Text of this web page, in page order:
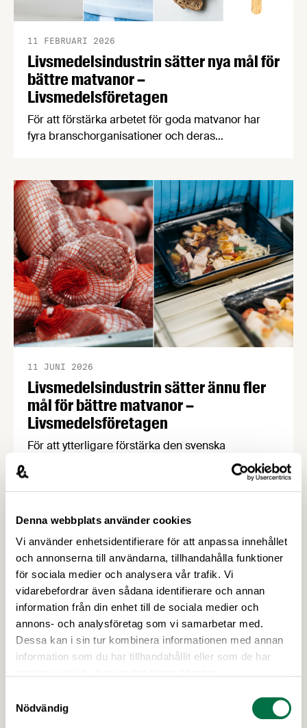
Denna webbplats använder cookies
Vi använder enhetsidentifierare för att anpassa innehållet
och annonserna till användarna, tillhandahålla funktioner
för sociala medier och analysera vår trafik. Vi
vidarebefordrar även sådana identifierare och annan
information från din enhet till de sociala medier och
annons- och analysföretag som vi samarbetar med.
Dessa kan i sin tur kombinera informationen med annan
information som du har tillhandahållit eller som de har
Nödvändig
Livsmedelsindustrin sätter nya mål för
bättre matvanor –
Livsmedelsföretagen
11 FEBRUARI 2026
För att förstärka arbetet för goda matvanor har
fyra branschorganisationer och deras
energimärkning. Först ut är sötade smaksatta
mjölkprodukter, matbröd, glass samt kaffebröd,
kex och kakor, och fler åtaganden kommer senare
i vår. Åtagandena är frivilliga och målen tar sikte
på 2030. …
Livsmedelsindustrin sätter ännu fler
mål för bättre matvanor –
Livsmedelsföretagen
11 JUNI 2026
För att ytterligare förstärka den svenska
livsmedelsindustrins arbete för goda matvanor
har branschorganisationerna
Livsmedelsföretagen och Kött- och
satt upp nya åtaganden och mål för mindre salt i
charkuterier och förpackade måltider. De två
åtagandena är frivilliga och målen tar sikte på
2030.
”En tugga i taget 2.0” lyfter svenska
livsmedel som grund för god